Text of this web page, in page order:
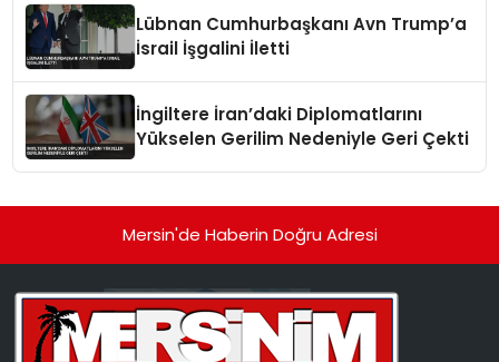
Lübnan Cumhurbaşkanı Avn Trump’a
İsrail İşgalini İletti
İngiltere İran’daki Diplomatlarını
Yükselen Gerilim Nedeniyle Geri Çekti
Mersin'de Haberin Doğru Adresi